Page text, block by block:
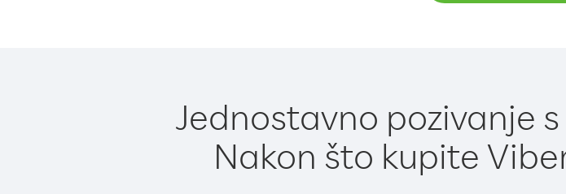
Jednostavno pozivanje
Nakon što kupite